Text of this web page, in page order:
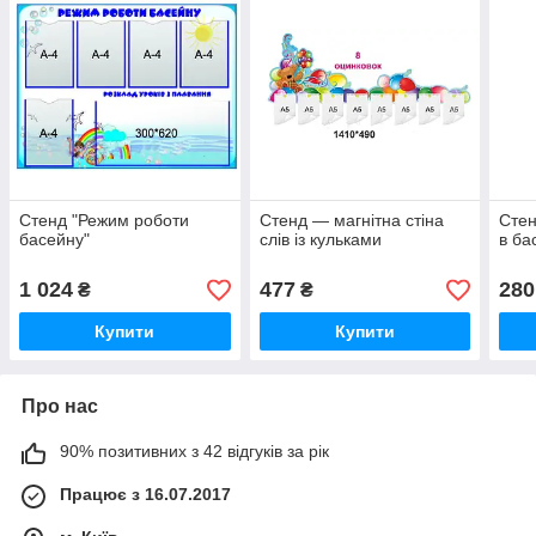
Стенд "Режим роботи
басейну"
1 024 ₴
Купити
Стенд — магнітна стіна
слів із кульками
477₴
Купити
в
280
Про нас
90% позитивних з 42 відгуків за рік
Працює з 16.07.2017